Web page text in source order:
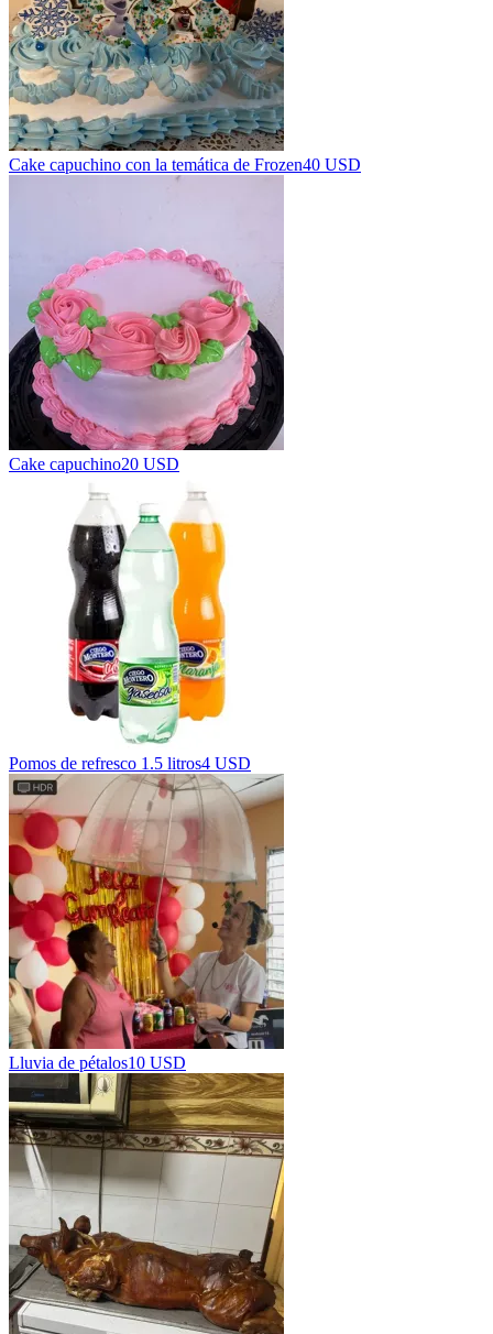
Cake capuchino con la temática de Frozen40 USD
Cake capuchino20 USD
Pomos de refresco 1.5 litros4 USD
Lluvia de pétalos10 USD